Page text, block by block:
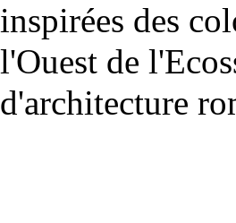
inspirées des
l'Ouest de
d'architecture